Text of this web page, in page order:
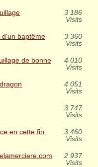
3 186
Visits
d'un baptême
3 360
Visits
de bonne
4 010
Visits
4 051
Visits
3 747
Visits
en cette fin
3 460
Visits
2 937
Visits